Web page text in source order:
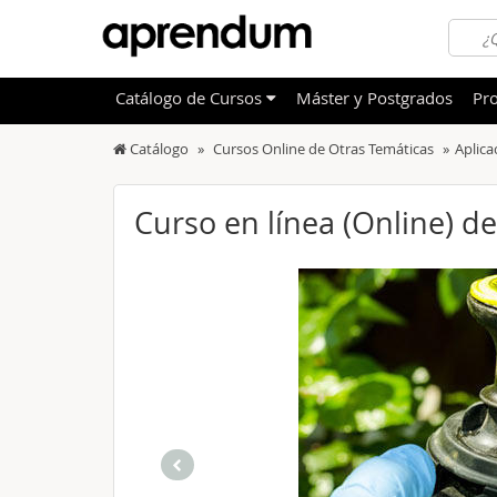
OFERTAS DESTACADAS
NOVEDADES DE NUESTRO CATÁLOGO
Idiomas
Otras
Catálogo Cursos Online de Otras Temáticas
Curso en línea (Online)
Catálogo de Cursos Máster y Postgrados